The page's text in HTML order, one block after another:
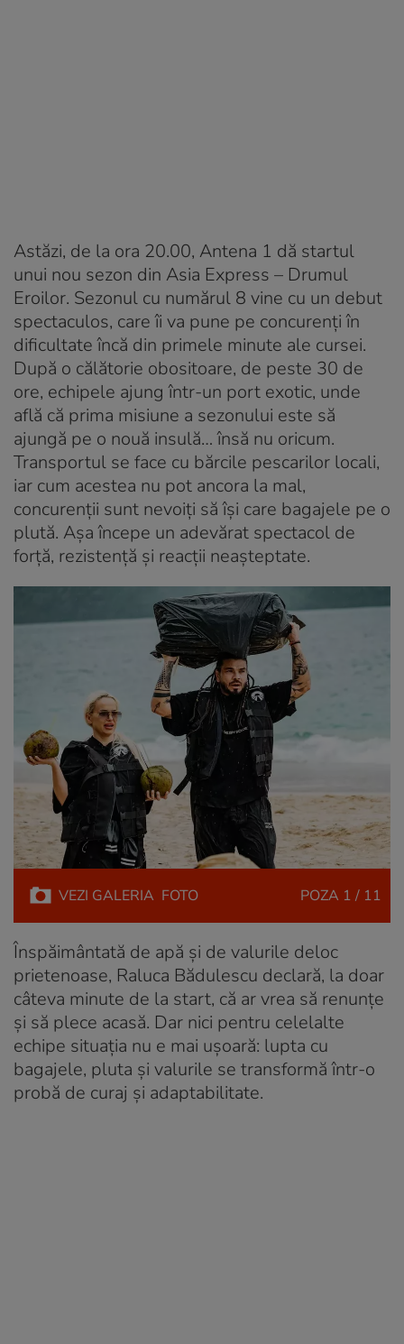
Astăzi, de la ora 20.00, Antena 1 dă startul
unui nou sezon din Asia Express – Drumul
Eroilor. Sezonul cu numărul 8 vine cu un debut
spectaculos, care îi va pune pe concurenți în
dificultate încă din primele minute ale cursei.
După o călătorie obositoare, de peste 30 de
ore, echipele ajung într-un port exotic, unde
află că prima misiune a sezonului este să
ajungă pe o nouă insulă… însă nu oricum.
Transportul se face cu bărcile pescarilor locali,
iar cum acestea nu pot ancora la mal,
concurenții sunt nevoiți să își care bagajele pe o
plută. Așa începe un adevărat spectacol de
forță, rezistență și reacții neașteptate.
VEZI GALERIA FOTO POZA 1 / 11
Înspăimântată de apă și de valurile deloc
prietenoase, Raluca Bădulescu declară, la doar
câteva minute de la start, că ar vrea să renunțe
și să plece acasă. Dar nici pentru celelalte
echipe situația nu e mai ușoară: lupta cu
bagajele, pluta și valurile se transformă într-o
probă de curaj și adaptabilitate.